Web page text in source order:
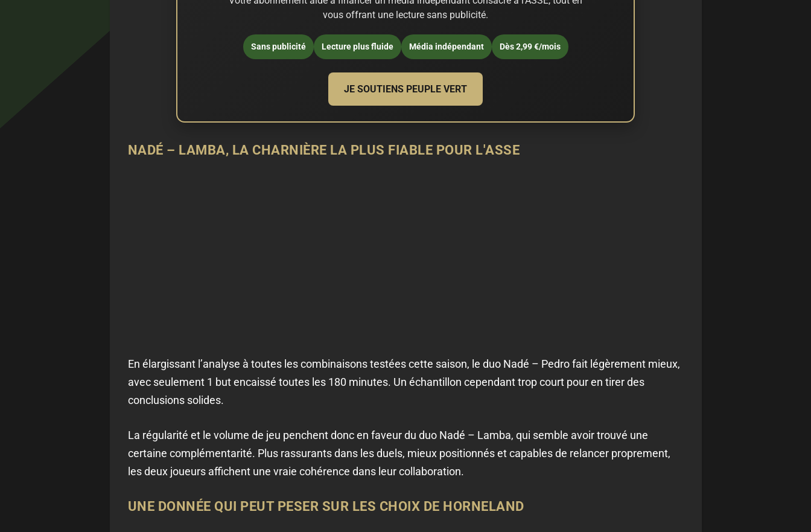
vous offrant une lecture sans publicité.
Sans publicité Lecture plus fluide Média indépendant Dès 2,99 €/mois
JE SOUTIENS PEUPLE VERT
NADÉ – LAMBA, LA CHARNIÈRE LA PLUS FIABLE POUR L'ASSE
En élargissant l’analyse à toutes les combinaisons testées cette saison, le duo Nadé – Pedro fait légèrement mieux,
avec seulement 1 but encaissé toutes les 180 minutes. Un échantillon cependant trop court pour en tirer des
conclusions solides.
La régularité et le volume de jeu penchent donc en faveur du duo Nadé – Lamba, qui semble avoir trouvé une
certaine complémentarité. Plus rassurants dans les duels, mieux positionnés et capables de relancer proprement,
les deux joueurs affichent une vraie cohérence dans leur collaboration.
UNE DONNÉE QUI PEUT PESER SUR LES CHOIX DE HORNELAND